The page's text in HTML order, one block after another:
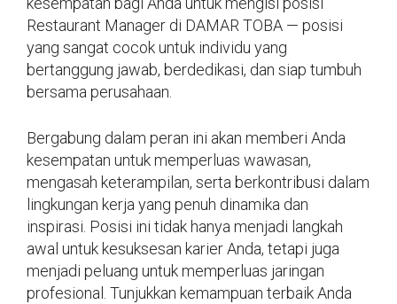
Restaurant Manager di DAMAR TOBA — posisi
yang sangat cocok untuk individu yang
bertanggung jawab, berdedikasi, dan siap tumbuh
bersama perusahaan.
Bergabung dalam peran ini akan memberi Anda
kesempatan untuk memperluas wawasan,
mengasah keterampilan, serta berkontribusi dalam
lingkungan kerja yang penuh dinamika dan
inspirasi. Posisi ini tidak hanya menjadi langkah
awal untuk kesuksesan karier Anda, tetapi juga
menjadi peluang untuk memperluas jaringan
profesional. Tunjukkan kemampuan terbaik Anda